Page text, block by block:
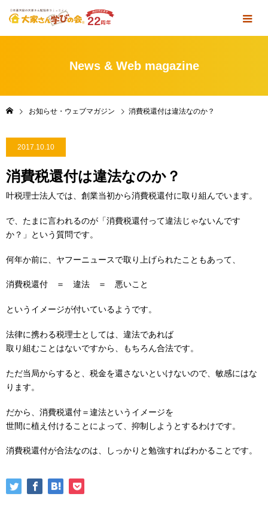
News & Web magazine
お知らせ・ウェブマガジン 消費税還付は違法なのか？
2017.10.10
消費税還付は違法なのか？
叶税理士法人では、創業当初から消費税還付に取り組んでいます。
で、たまに言われるのが「消費税還付って違法じゃないんです
か？」という質問です。
何年か前に、ヤフーニュースで取り上げられたこともあって、
消費税還付 ＝ 違法 ＝ 悪いこと
というイメージが付いているようです。
法律に携わる税理士としては、違法であれば
取り組むことはないですから、もちろん合法です。
ただ当局からすると、税金を還さないといけないので、敏感にはな
ります。
だから、消費税還付＝違法というイメージを
世間に植え付けることによって、抑制しようとするわけです。
消費税還付が合法なのは、しっかりと勉強すればわかることです。